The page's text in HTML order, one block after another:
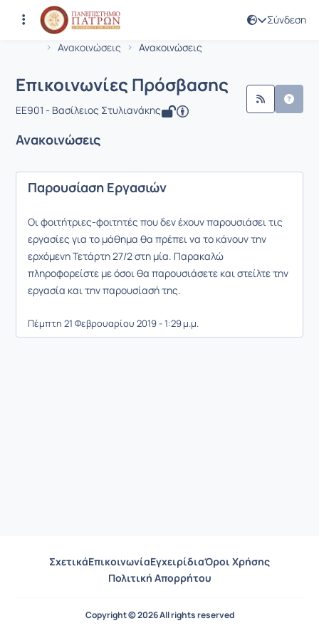
Σύνδεση
Αρχική Σελίδα
Ανακοινώσεις
Ανακοινώσεις
Μάθημα : Επικοινωνίες Πρόσβασης
Κωδικός : EE901
Επικοινωνίες Πρόσβασης
EE901 - Βασίλειος Στυλιανάκης
Ανακοινώσεις
Παρουσίαση Εργασιών
Οι φοιτήτριες-φοιτητές που δεν έχουν παρουσιάσει τις
εργασίες για το μάθημα θα πρέπει να το κάνουν την
ερχόμενη Τετάρτη 27/2 στη μία. Παρακαλώ
πληροφορείστε με όσοι θα παρουσιάσετε και στείλτε την
εργασία και την παρουσίασή της.
Πέμπτη 21 Φεβρουαρίου 2019 - 1:29 μ.μ.
ΣχετικάΕπικοινωνίαΕγχειρίδιαΌροι Χρήσης
Πολιτική Απορρήτου
Copyright © 2026 All rights reserved